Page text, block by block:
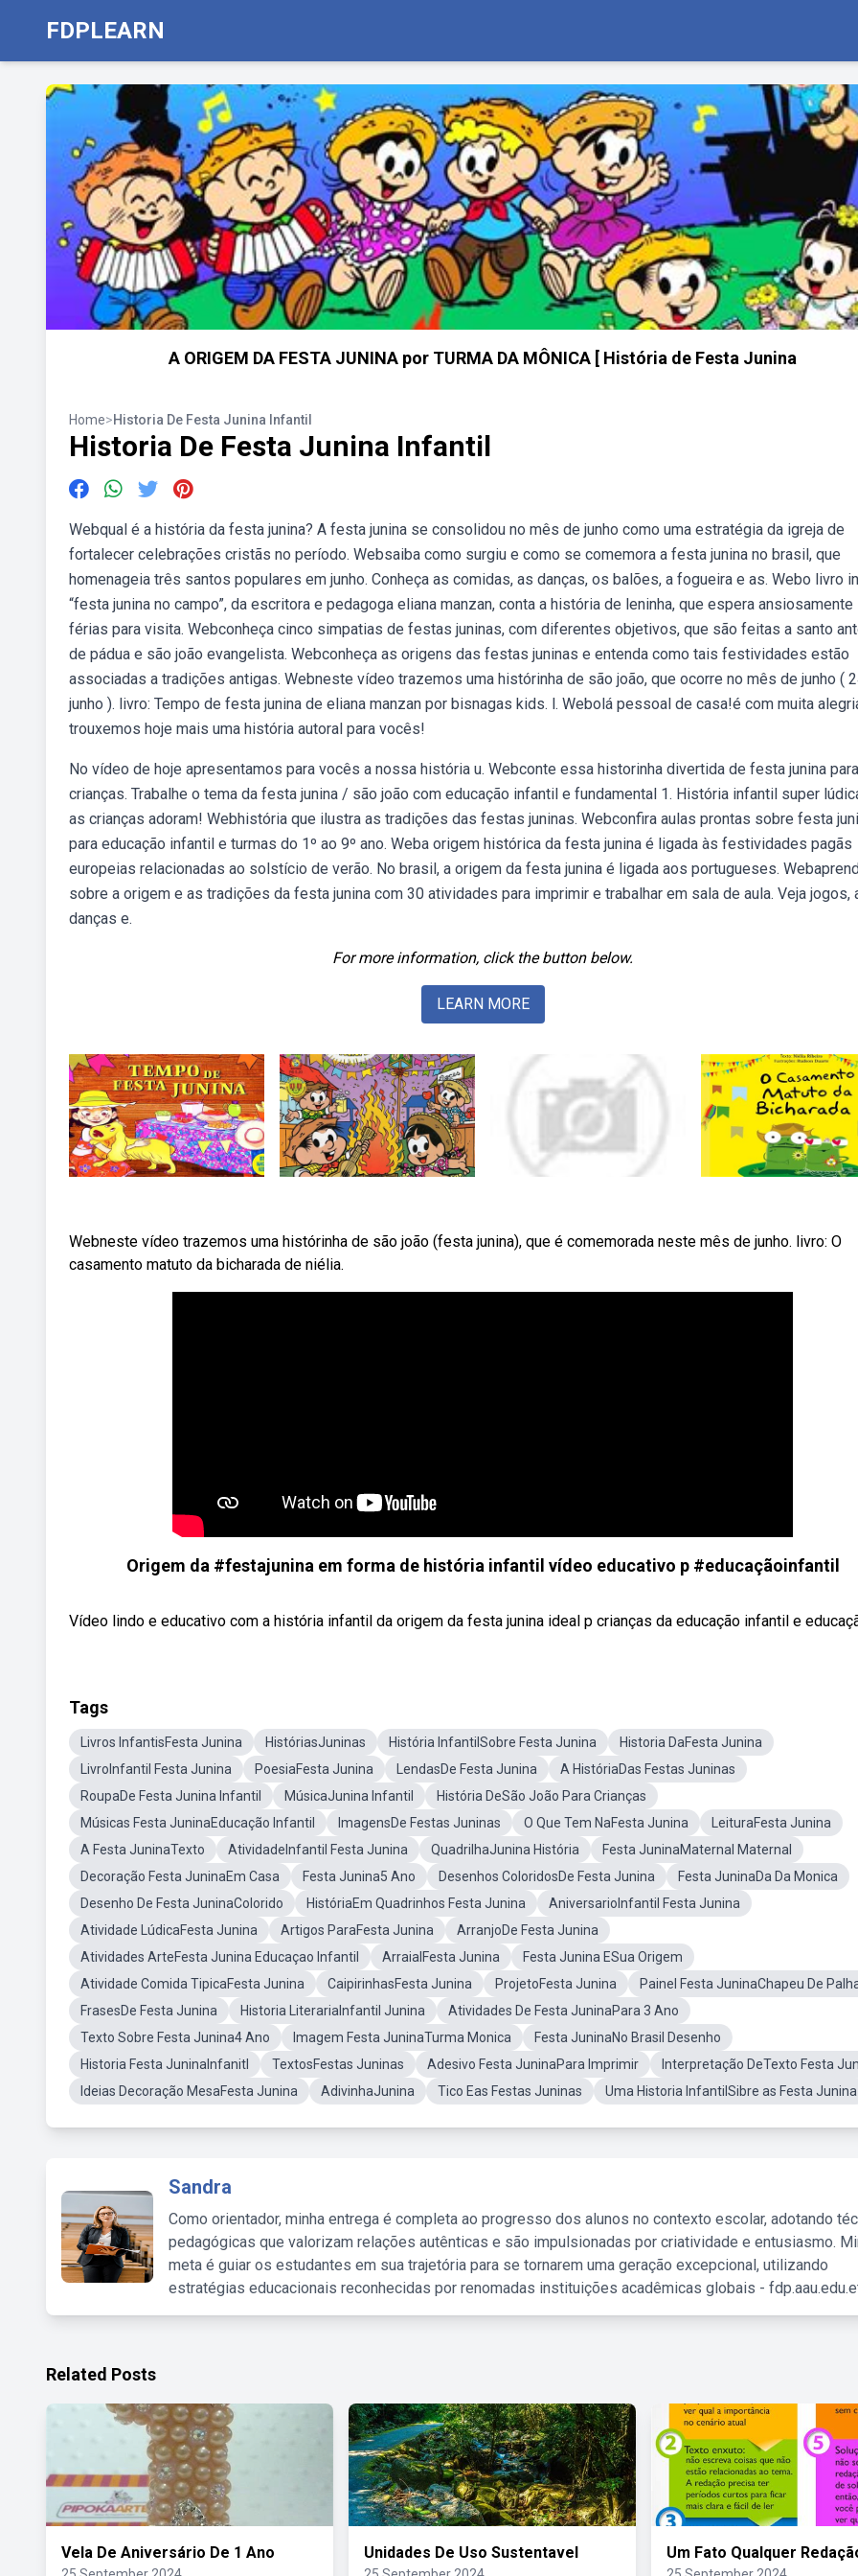
FDPLEARN
A ORIGEM DA FESTA JUNINA por TURMA DA MÔNICA [ História de Festa Junina
Home>Historia De Festa Junina Infantil
Historia De Festa Junina Infantil
Webqual é a história da festa junina? A festa junina se consolidou no mês de junho como uma estratégia da igreja de
fortalecer celebrações cristãs no período. Websaiba como surgiu e como se comemora a festa junina no brasil, que
homenageia três santos populares em junho. Conheça as comidas, as danças, os balões, a fogueira e as. Webo livro
“festa junina no campo”, da escritora e pedagoga eliana manzan, conta a história de leninha, que espera ansiosamente
férias para visita. Webconheça cinco simpatias de festas juninas, com diferentes objetivos, que são feitas a santo
de pádua e são joão evangelista. Webconheça as origens das festas juninas e entenda como tais festividades estão
associadas a tradições antigas. Webneste vídeo trazemos uma histórinha de são joão, que ocorre no mês de junho (
junho ). livro: Tempo de festa junina de eliana manzan por bisnagas kids. l. Webolá pessoal de casa!é com muita
trouxemos hoje mais uma história autoral para vocês!
No vídeo de hoje apresentamos para vocês a nossa história u. Webconte essa historinha divertida de festa junina para
crianças. Trabalhe o tema da festa junina / são joão com educação infantil e fundamental 1. História infantil super
as crianças adoram! Webhistória que ilustra as tradições das festas juninas. Webconfira aulas prontas sobre festa
para educação infantil e turmas do 1º ao 9º ano. Weba origem histórica da festa junina é ligada às festividades pagãs
europeias relacionadas ao solstício de verão. No brasil, a origem da festa junina é ligada aos portugueses.
sobre a origem e as tradições da festa junina com 30 atividades para imprimir e trabalhar em sala de aula. Veja jogos,
danças e.
For more information, click the button below.
LEARN MORE
Webneste vídeo trazemos uma histórinha de são joão (festa junina), que é comemorada neste mês de junho. livro: O
casamento matuto da bicharada de niélia.
Origem da #festajunina em forma de história infantil vídeo educativo p #educaçãoinfantil
Vídeo lindo e educativo com a história infantil da origem da festa junina ideal p crianças da educação infantil e
Tags
Livros InfantisFesta Junina HistóriasJuninas História InfantilSobre Festa Junina
Historia DaFesta Junina
LivroInfantil Festa Junina
PoesiaFesta Junina LendasDe Festa Junina
A HistóriaDas Festas Juninas
RoupaDe Festa Junina Infantil
MúsicaJunina Infantil
História DeSão João Para Crianças
Músicas Festa JuninaEducação Infantil
ImagensDe Festas Juninas O Que Tem NaFesta Junina
LeituraFesta Junina
A Festa JuninaTexto
AtividadeInfantil Festa Junina QuadrilhaJunina História
Festa JuninaMaternal Maternal
Decoração Festa JuninaEm Casa
Festa Junina5 Ano Desenhos ColoridosDe Festa Junina
Festa JuninaDa Da Monica
Desenho De Festa JuninaColorido
HistóriaEm Quadrinhos Festa Junina
AniversarioInfantil Festa Junina
Atividade LúdicaFesta Junina
Artigos ParaFesta Junina
ArranjoDe Festa Junina
Atividades ArteFesta Junina Educaçao Infantil
ArraialFesta Junina
Festa Junina ESua Origem
Atividade Comida TipicaFesta Junina
CaipirinhasFesta Junina ProjetoFesta Junina
Painel Festa JuninaChapeu De
FrasesDe Festa Junina
Historia LiterariaInfantil Junina
Atividades De Festa JuninaPara 3 Ano
Texto Sobre Festa Junina4 Ano
Imagem Festa JuninaTurma Monica
Festa JuninaNo Brasil Desenho
Historia Festa JuninaInfanitl
TextosFestas Juninas Adesivo Festa JuninaPara Imprimir
Interpretação DeTexto Festa
Ideias Decoração MesaFesta Junina
AdivinhaJunina Tico Eas Festas Juninas Uma Historia InfantilSibre as Festa Junina
Sandra
Como orientador, minha entrega é completa ao progresso dos alunos no contexto escolar, adotando
pedagógicas que valorizam relações autênticas e são impulsionadas por criatividade e entusiasmo.
meta é guiar os estudantes em sua trajetória para se tornarem uma geração excepcional, utilizando
estratégias educacionais reconhecidas por renomadas instituições acadêmicas globais -
Related Posts
Vela De Aniversário De 1 Ano Unidades De Uso Sustentavel Um Fato Qualquer